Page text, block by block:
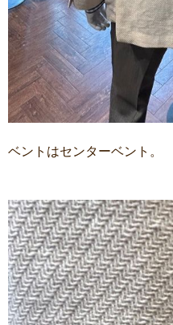
ベントはセンターベント。